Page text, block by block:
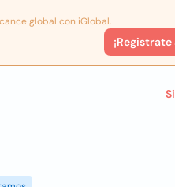
global con iGlobal.